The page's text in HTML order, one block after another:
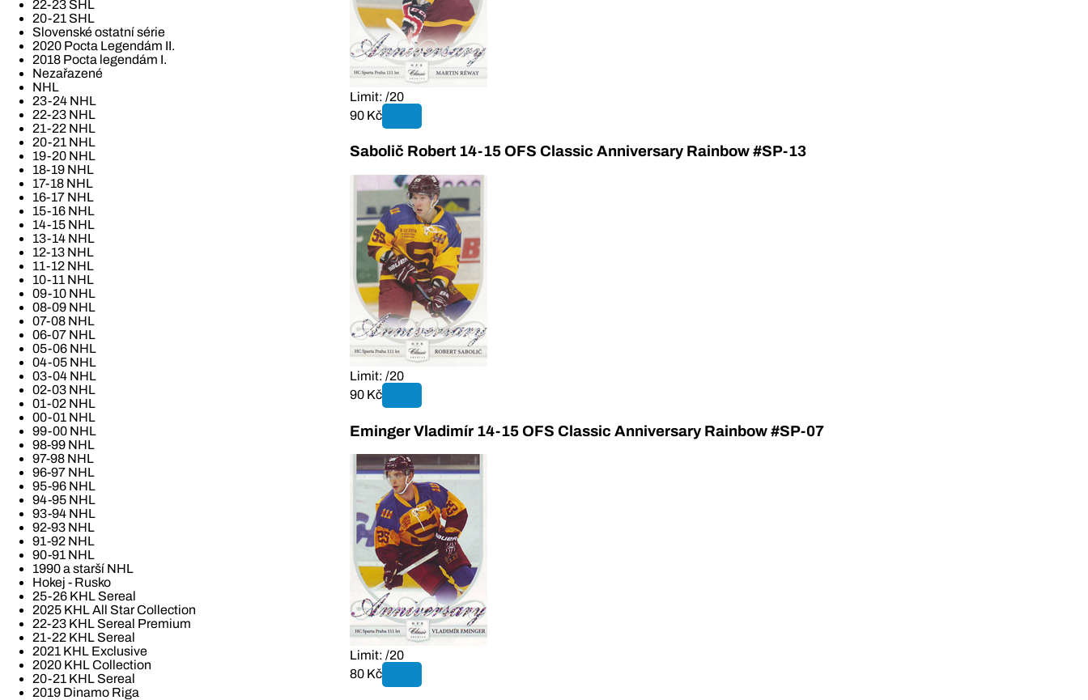
22-23 SHL
20-21 SHL
Slovenské ostatní série
2020 Pocta Legendám II.
2018 Pocta legendám I.
Nezařazené
NHL
23-24 NHL
22-23 NHL
21-22 NHL
20-21 NHL
19-20 NHL
18-19 NHL
17-18 NHL
16-17 NHL
15-16 NHL
14-15 NHL
13-14 NHL
12-13 NHL
11-12 NHL
10-11 NHL
09-10 NHL
08-09 NHL
07-08 NHL
06-07 NHL
05-06 NHL
04-05 NHL
03-04 NHL
02-03 NHL
01-02 NHL
00-01 NHL
99-00 NHL
98-99 NHL
97-98 NHL
96-97 NHL
95-96 NHL
94-95 NHL
93-94 NHL
92-93 NHL
91-92 NHL
90-91 NHL
1990 a starší NHL
Hokej - Rusko
25-26 KHL Sereal
2025 KHL All Star Collection
22-23 KHL Sereal Premium
21-22 KHL Sereal
2021 KHL Exclusive
2020 KHL Collection
20-21 KHL Sereal
2019 Dinamo Riga
Limit: /20
90 Kč
Sabolič Robert 14-15 OFS Classic Anniversary Rainbow #SP-13
Limit: /20
90 Kč
Eminger Vladimír 14-15 OFS Classic Anniversary Rainbow #SP-07
Limit: /20
80 Kč